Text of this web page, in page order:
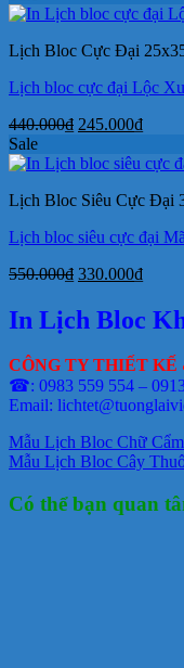
là:
tại
Lịch Bloc Cực Đại
Lịch bloc cực đại Lộc
440.000₫ Giá
là:
245.000₫Giá
tại
Sale
Lịch Bloc Siêu Cực Đại
Lịch bloc siêu cực đại
550.000₫ Giá
là:
550.000₫.
330.000₫Giá
tại
là:
In Lịch Bloc
CÔNG TY THIẾT
☎: 0983 559 554 –
Email:
Mẫu Lịch Bloc Chữ
Mẫu Lịch Bloc Cây
Có thể bạn quan